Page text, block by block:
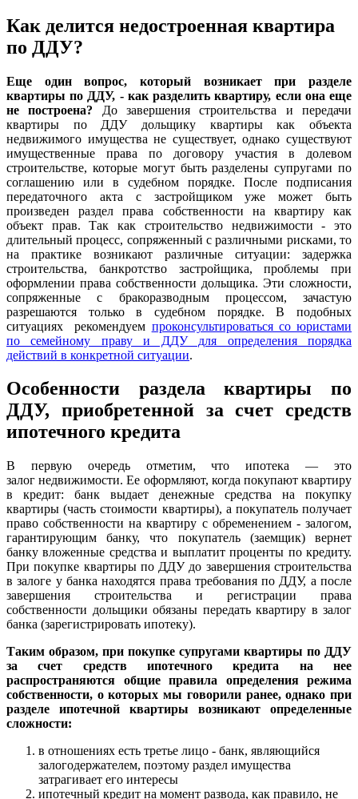
Как делится недостроенная квартира
по ДДУ?
Еще один вопрос, который возникает при разделе
квартиры по ДДУ, - как разделить квартиру, если она еще
не построена? До завершения строительства и передачи
квартиры по ДДУ дольщику квартиры как объекта
недвижимого имущества не существует, однако существуют
имущественные права по договору участия в долевом
строительстве, которые могут быть разделены супругами по
соглашению или в судебном порядке. После подписания
передаточного акта с застройщиком уже может быть
произведен раздел права собственности на квартиру как
объект прав. Так как строительство недвижимости - это
длительный процесс, сопряженный с различными рисками, то
на практике возникают различные ситуации: задержка
строительства, банкротство застройщика, проблемы при
оформлении права собственности дольщика. Эти сложности,
сопряженные с бракоразводным процессом, зачастую
разрешаются только в судебном порядке. В подобных
ситуациях рекомендуем проконсультироваться со юристами
по семейному праву и ДДУ для определения порядка
действий в конкретной ситуации.
Особенности раздела квартиры по
ДДУ, приобретенной за счет средств
ипотечного кредита
В первую очередь отметим, что ипотека — это
залог недвижимости. Ее оформляют, когда покупают квартиру
в кредит: банк выдает денежные средства на покупку
квартиры (часть стоимости квартиры), а покупатель получает
право собственности на квартиру с обременением - залогом,
гарантирующим банку, что покупатель (заемщик) вернет
банку вложенные средства и выплатит проценты по кредиту.
При покупке квартиры по ДДУ до завершения строительства
в залоге у банка находятся права требования по ДДУ, а после
завершения строительства и регистрации права
собственности дольщики обязаны передать квартиру в залог
банка (зарегистрировать ипотеку).
Таким образом, при покупке супругами квартиры по ДДУ
за счет средств ипотечного кредита на нее
распространяются общие правила определения режима
собственности, о которых мы говорили ранее, однако при
разделе ипотечной квартиры возникают определенные
сложности:
в отношениях есть третье лицо - банк, являющийся
залогодержателем, поэтому раздел имущества
затрагивает его интересы
ипотечный кредит на момент развода, как правило, не